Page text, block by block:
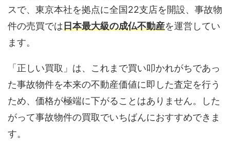
スで、東京本社を拠点に全国22支店を開設、事故物
件の売買では日本最大級の成仏不動産を運営してい
ます。
「正しい買取」は、これまで買い叩かれがちであっ
た事故物件を本来の不動産価値に即した査定を行う
ため、価格が極端に下がることはありません。した
がって事故物件の買取でいちばんにおすすめできま
す。